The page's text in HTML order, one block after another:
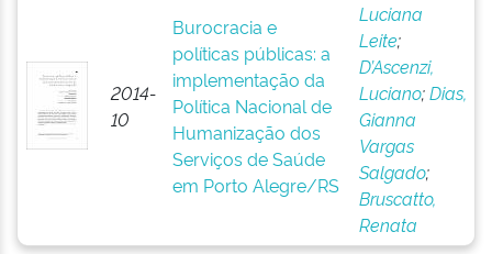
2014-
10
Burocracia e
políticas públicas: a
implementação da
Política Nacional de
Humanização dos
Serviços de Saúde
em Porto Alegre/RS
Luciana
Leite;
D’Ascenzi,
Luciano;Dias,
Gianna
Vargas
Salgado;
Bruscatto,
Renata